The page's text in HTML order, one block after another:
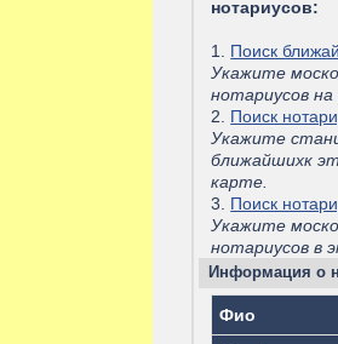
нотариусов:
1. Поиск
Укажите
нотариусов
2. Поиск
Укажите
ближайшихк
карте.
3. Поиск
Укажите
нотариусов в
Информация о
Фио